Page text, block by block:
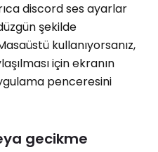
discord ses ayarlar
şekilde
kullanıyorsanız,
için ekranın
penceresini
gecikme